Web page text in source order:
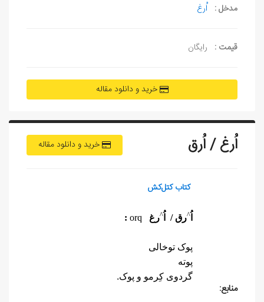
مدخل : اُرغ
قیمت : رایگان
خرید و دانلود مقاله
خرید و دانلود مقاله اُرغ / اُرق
کتاب کتل‌کش
اُ^رق / اُ^رغ orq
:
پوک توخالی
پوته
گردوی کِرمو و پوک.
منابع: